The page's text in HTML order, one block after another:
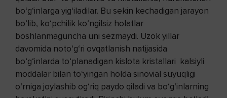
bo‘g‘inlarga yig‘iladilar. Bu sekin kechadigan jarayon
bo‘lib, ko‘pchilik ko‘ngilsiz holatlar
boshlanmaguncha uni sezmaydi. Uzok yillar
davomida noto‘g‘ri ovqatlanish natijasida
bo‘g‘inlarda to‘planadigan kislota kristallari kalsiyli
moddalar bilan to‘yingan holda sinovial suyuqligi
o‘rniga joylashib og‘riq paydo qiladi va bo‘g‘inlarning